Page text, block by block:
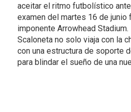
aceitar el ritmo futbolístico
examen del martes 16 de junio
imponente Arrowhead
Scaloneta no solo viaja con la
con una estructura de soporte
para blindar el sueño de una